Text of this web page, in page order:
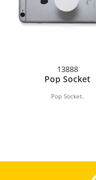
13888
Pop Socket
Pop Socket.